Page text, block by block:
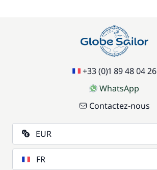
+33 (0)1 89 48 04 26
WhatsApp
Contactez-nous
EUR
FR